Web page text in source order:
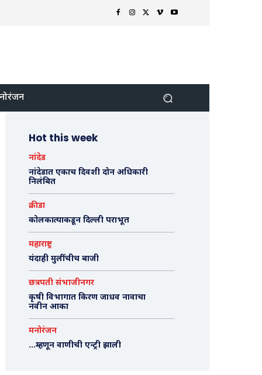
Hot this week
नांदेड
नांदेडात एकाच दिवशी दोन अधिकारी
निलंबित
क्रीडा
कोलकात्याकडून दिल्ली पराभूत
महाराष्ट्र
यंदाही मुलींचीच बाजी
छत्रपती संभाजीनगर
कृषी विभागात किरण जाधव नावाचा
नवीन आका
मनोरंजन
…म्हणून वाणीची एन्ट्री झाली